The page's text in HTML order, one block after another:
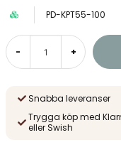
PD-KPT55-100
- +
Snabba leveranser
Trygga köp med
eller Swish